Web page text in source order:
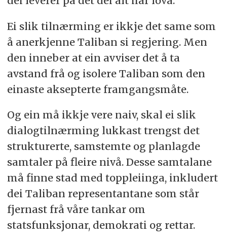
Ei slik tilnærming er ikkje det same som
å anerkjenne Taliban si regjering. Men
den inneber at ein avviser det å ta
avstand frå og isolere Taliban som den
einaste aksepterte framgangsmåte.
Og ein må ikkje vere naiv, skal ei slik
dialogtilnærming lukkast trengst det
strukturerte, samstemte og planlagde
samtaler på fleire nivå. Desse samtalane
må finne stad med toppleiinga, inkludert
dei Taliban representantane som står
fjernast frå våre tankar om
statsfunksjonar, demokrati og rettar.